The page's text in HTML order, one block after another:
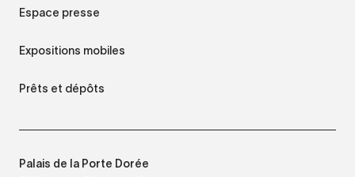
Espace presse
Expositions mobiles
Prêts et dépôts
Palais de la Porte Dorée